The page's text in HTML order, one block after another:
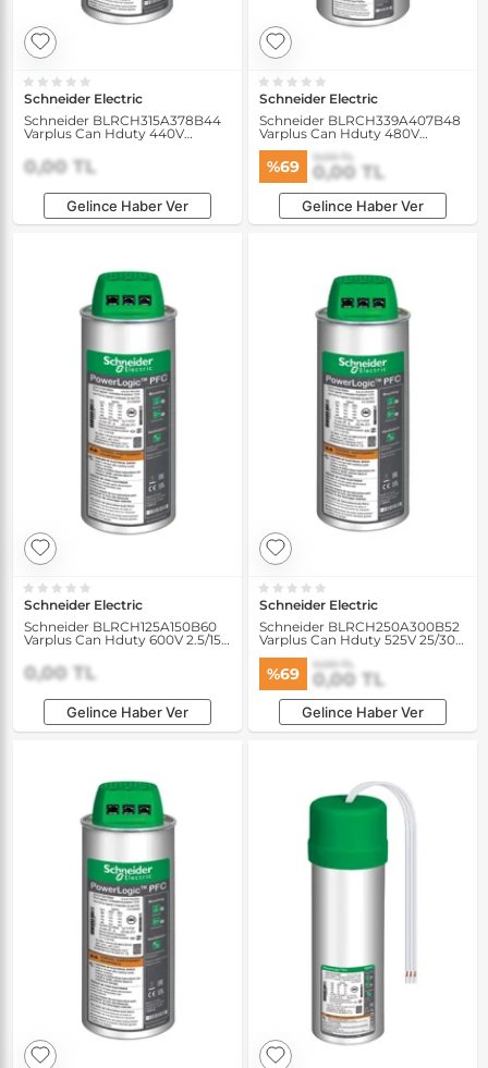
Schneider Electric
Schneider BLRCH315A378B44
Varplus Can Hduty 440V
31.5/37.8 kVAR 50/60Hz
Kondansatör
0,00 TL
Gelince Haber Ver
Schneider Electric
Schneider BLRCH339A407B48
Varplus Can Hduty 480V
33.9/40.7 kVAR 50/60Hz
Kondansatör
%69 0,00 TL
0,00 TL
Gelince Haber Ver
Schneider Electric
Schneider BLRCH125A150B60
Varplus Can Hduty 600V 2.5/15
0,00 TL
Gelince Haber Ver
Schneider Electric
Schneider BLRCH250A300B52
Varplus Can Hduty 525V 25/30
%69 0,00 TL
0,00 TL
Gelince Haber Ver